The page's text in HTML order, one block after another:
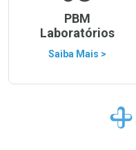
PBM
Laboratórios
Saiba Mais >
Ir